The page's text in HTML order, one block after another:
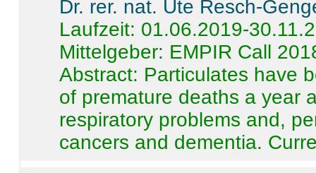
Dr. rer. nat. Ute Resch-
Laufzeit: 01.06.2019-
Mittelgeber: EMPIR Call
Abstract: Particulates have
of premature deaths a year
respiratory problems and,
cancers and dementia.